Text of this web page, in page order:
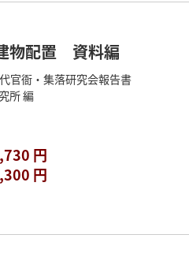
物配置 資料編
官衙・集落研究会報告書
所 編
円
円